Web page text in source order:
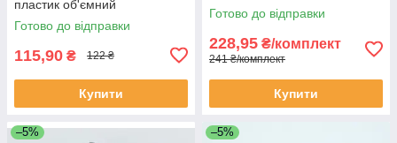
пластик об'ємний
логотип+кільцо (1шт)
Готово до відправки
115,90 ₴ 122 ₴
Купити
(4шт)
Готово до відправки
228,95 ₴/комплект
241 ₴/комплект
Купити
–5% –5%